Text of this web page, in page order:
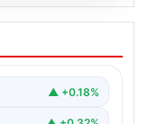
İYİ Parti
▲ +0.18%